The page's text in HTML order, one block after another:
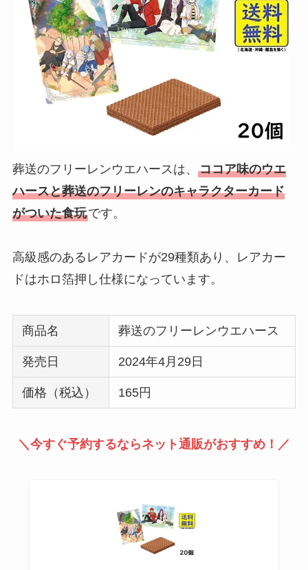
葬送のフリーレンウエハースは、 ココア味のウエ
ハースと葬送のフリーレンのキャラクターカード
がついた食玩です。
高級感のあるレアカードが29種類あり、レアカー
ドはホロ箔押し仕様になっています。
商品名 葬送のフリーレンウエハース
発売日 2024年4月29日
価格（税込） 165円
＼今すぐ予約するならネット通販がおすすめ！／